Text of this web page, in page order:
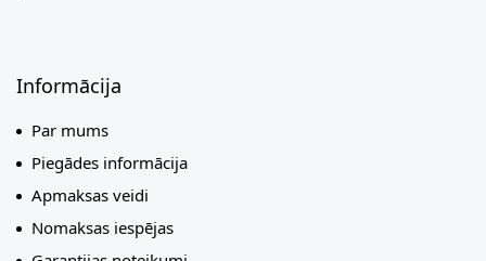
Informācija
Par mums
Piegādes informācija
Apmaksas veidi
Nomaksas iespējas